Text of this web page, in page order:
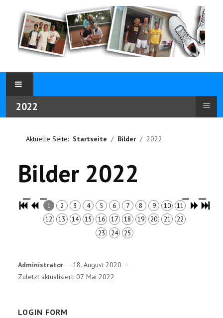
2022 ≡
Aktuelle Seite: Startseite Bilder 2022
Bilder 2022
1 2 3 4 5 6 7 8 9 10
11
12
13 14 15 16 17 18 19 20 21
22
23
24 25
Administrator
18. August 2020
Zuletzt aktualisiert: 07. Mai 2022
LOGIN FORM